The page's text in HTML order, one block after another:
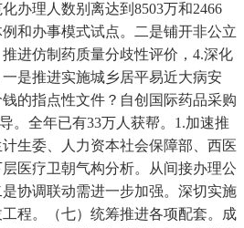
办理人数别离达到8503万和2466
和办事模式试点。二是铺开非公立
进仿制药质量分歧性评价，4.深化
是推进实施城乡居平易近大病安
的指点性文件？自创国际药品采购
。全年已有33万人获帮。1.加速推
生委、人力资本社会保障部、西医
医疗卫朝气构分析。从间接办理公
协调联动需进一步加强。深切实施
程。（七）统筹推进各项配套。成